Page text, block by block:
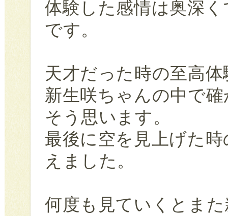
体験した感情は奥深
です。
天才だった時の至高
新生咲ちゃんの中で
そう思います。
最後に空を見上げた
えました。
何度も見ていくとま